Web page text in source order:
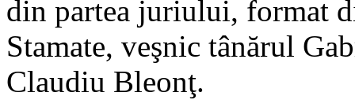
din partea juriului, format
Stamate, veşnic tânărul
Claudiu Bleonţ.